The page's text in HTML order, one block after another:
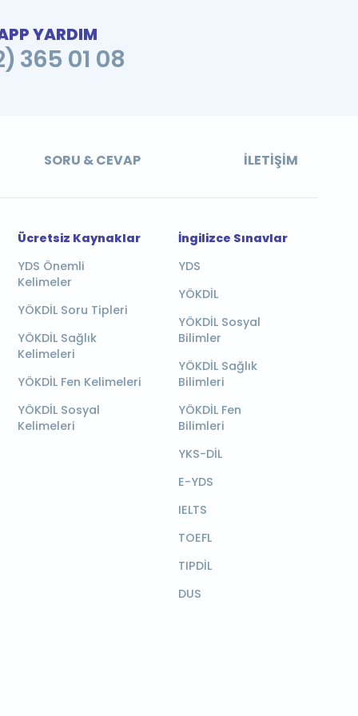
YARDIM
365 01 08
SORU & CEVAP İLETIŞIM
Ücretsiz Kaynaklar
YDS Önemli
Kelimeler
YÖKDİL Soru Tipleri
YÖKDİL Sağlık
Kelimeleri
YÖKDİL Fen Kelimeleri
YÖKDİL Sosyal
Kelimeleri
İngilizce Sınavlar
YDS
YÖKDİL
YÖKDİL Sosyal
Bilimler
YÖKDİL Sağlık
Bilimleri
YÖKDİL Fen
Bilimleri
YKS-DİL
E-YDS
IELTS
TOEFL
TIPDİL
DUS